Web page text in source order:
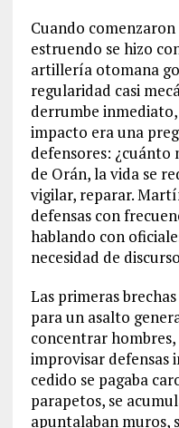
Cuando
estruendo se hizo
artillería otomana
regularidad casi
derrumbe inmediato,
impacto era una
defensores: ¿cuánto
de Orán, la vida se
vigilar, reparar.
defensas con
hablando con
necesidad de
Las primeras
para un asalto
concentrar
improvisar defensas
cedido se pagaba
parapetos, se
apuntalaban muros,